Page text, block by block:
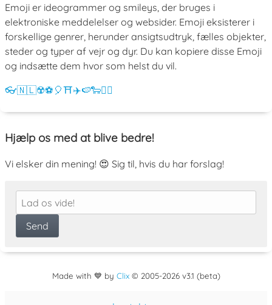
Emoji er ideogrammer og smileys, der bruges i
elektroniske meddelelser og websider. Emoji eksisterer i
forskellige genrer, herunder ansigtsudtryk, fælles objekter,
steder og typer af vejr og dyr. Du kan kopiere disse Emoji
og indsætte dem hvor som helst du vil.
👓🇳🇱☢️⚽ 🎈⛩️✈️🍉🐑💁‍♀️
Hjælp os med at blive bedre!
Vi elsker din mening! 😍 Sig til, hvis du har forslag!
Made with 💙 by Clix© 2005-2026 v3.1 (beta)